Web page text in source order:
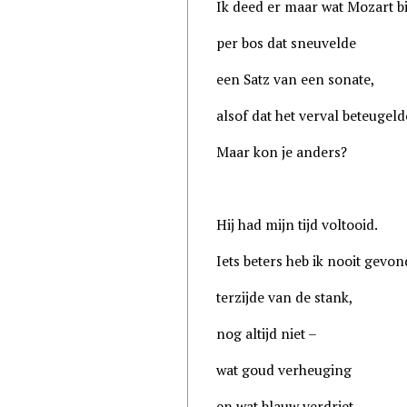
Ik deed er maar wat Mozart
per bos dat sneuvelde
een Satz van een sonate,
alsof dat het verval
Maar kon je anders?
Hij had mijn tijd voltooid.
Iets beters heb ik nooit
terzijde van de stank,
nog altijd niet –
wat goud verheuging